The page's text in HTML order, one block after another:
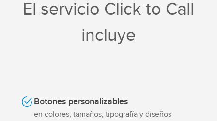
El servicio Click to Call
incluye
Botones personalizables
en colores, tamaños, tipografía y diseños